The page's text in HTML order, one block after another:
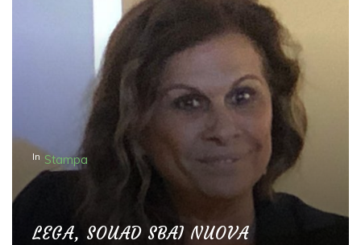
In Stampa
LEGA, SOUAD SBAI NUOVA